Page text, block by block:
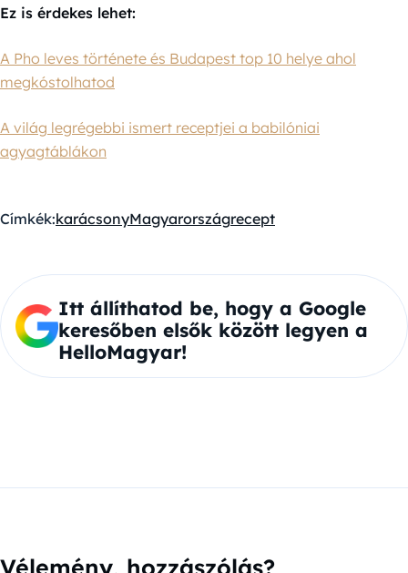
Ez is érdekes lehet:
A Pho leves története és Budapest top 10 helye ahol
megkóstolhatod
A világ legrégebbi ismert receptjei a babilóniai
agyagtáblákon
Címkék:karácsonyMagyarországrecept
Itt állíthatod be, hogy a Google
keresőben elsők között legyen a
HelloMagyar!
Vélemény, hozzászólás?